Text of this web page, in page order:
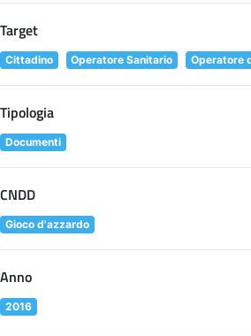
Target
Cittadino Operatore Sanitario Operatore
Tipologia
Documenti
CNDD
Gioco d'azzardo
Anno
2016